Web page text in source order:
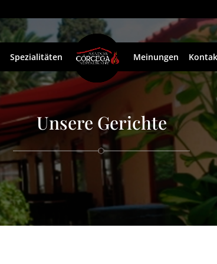
Spezialitäten Meinungen
Unsere Gerichte